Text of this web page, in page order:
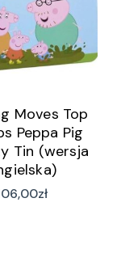
Moves Top
Peppa Pig
Tin (wersja
zł